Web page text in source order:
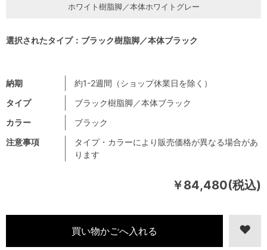
￥84,480(税込)
注意事項
タイプ・カラーにより販売価格が異なる場合があ
ります
納期
約1-2週間（ショップ休業日を除く）
タイプ
ブラック樹脂脚／本体ブラック
カラー
ブラック
ホワイト樹脂脚／本体ホワイトグレー
選択されたタイプ：ブラック樹脂脚／本体ブラック